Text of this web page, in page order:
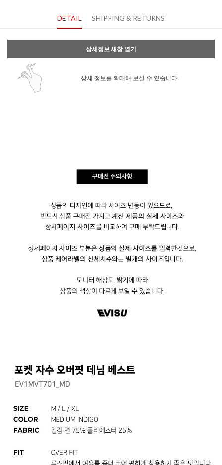
DETAIL SHIPPING & RETURNS
상세정보 새창 열기
상세 정보를 확대해 보실 수 있습니다.